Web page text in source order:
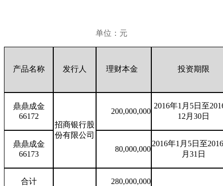
单位：元
产品名称 发行人 理财本金 投资期限
鼎鼎成金
66172
招商银行股
份有限公司
200,000,000
2016年1 月 5日至
12 月 30日
鼎鼎成金
66173
80,000,000
2016年1 月 5日至2016
月 31 日
合计 280,000,000